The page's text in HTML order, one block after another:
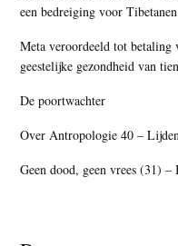
een bedreiging voor
Meta veroordeeld tot
geestelijke gezondheid van
De poortwachter
Over Antropologie 40 –
Geen dood, geen vrees (31) –